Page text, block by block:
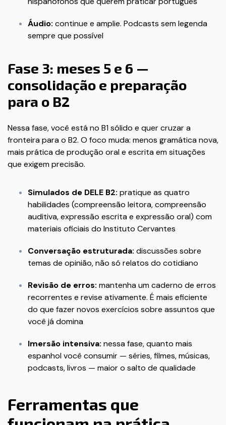
Áudio: continue e amplie. Podcasts sem legenda
sempre que possível
Fase 3: meses 5 e 6 —
consolidação e preparação
para o B2
Nessa fase, você está no B1 sólido e quer cruzar a
fronteira para o B2. O foco muda: menos gramática nova,
mais prática de produção oral e escrita em situações
que exigem precisão.
Simulados de DELE B2: pratique as quatro
habilidades (compreensão leitora, compreensão
auditiva, expressão escrita e expressão oral) com
materiais oficiais do Instituto Cervantes
Conversação estruturada: discussões sobre
temas de opinião, não só relatos do cotidiano
Revisão de erros: mantenha um caderno de erros
recorrentes e revise ativamente. É mais eficiente
do que fazer novos exercícios sobre assuntos que
você já domina
Imersão intensiva: nessa fase, quanto mais
espanhol você consumir — séries, filmes, músicas,
podcasts, livros — maior o salto de qualidade
Ferramentas que